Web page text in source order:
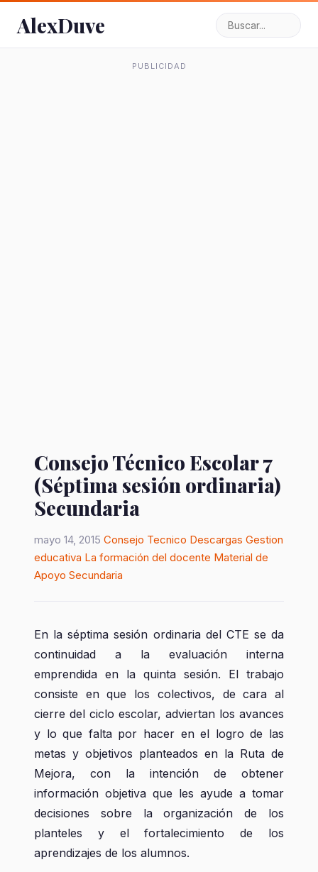
AlexDuve
PUBLICIDAD
Consejo Técnico Escolar 7
(Séptima sesión ordinaria)
Secundaria
mayo 14, 2015 Consejo Tecnico Descargas Gestion
educativa La formación del docente Material de
Apoyo Secundaria
En la séptima sesión ordinaria del CTE se da
continuidad a la evaluación interna
emprendida en la quinta sesión. El trabajo
consiste en que los colectivos, de cara al
cierre del ciclo escolar, adviertan los avances
y lo que falta por hacer en el logro de las
metas y objetivos planteados en la Ruta de
Mejora, con la intención de obtener
información objetiva que les ayude a tomar
decisiones sobre la organización de los
planteles y el fortalecimiento de los
aprendizajes de los alumnos.